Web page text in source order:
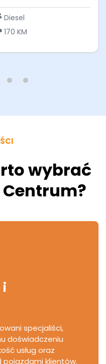
Diesel
170 KM
wybrać
i
specjaliści,
doświadczeniu
usług oraz
klientów.